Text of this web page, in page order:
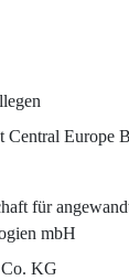
Central Europe
für
mbH
KG